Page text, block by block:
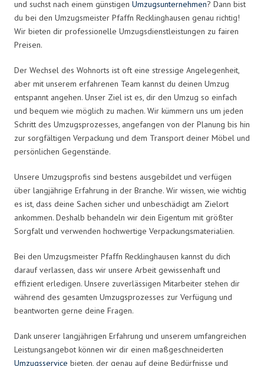
und suchst nach einem günstigen Umzugsunternehmen? Dann bist
du bei den Umzugsmeister Pfaffn Recklinghausen genau richtig!
Wir bieten dir professionelle Umzugsdienstleistungen zu fairen
Preisen.
Der Wechsel des Wohnorts ist oft eine stressige Angelegenheit,
aber mit unserem erfahrenen Team kannst du deinen Umzug
entspannt angehen. Unser Ziel ist es, dir den Umzug so einfach
und bequem wie möglich zu machen. Wir kümmern uns um jeden
Schritt des Umzugsprozesses, angefangen von der Planung bis hin
zur sorgfältigen Verpackung und dem Transport deiner Möbel und
persönlichen Gegenstände.
Unsere Umzugsprofis sind bestens ausgebildet und verfügen
über langjährige Erfahrung in der Branche. Wir wissen, wie wichtig
es ist, dass deine Sachen sicher und unbeschädigt am Zielort
ankommen. Deshalb behandeln wir dein Eigentum mit größter
Sorgfalt und verwenden hochwertige Verpackungsmaterialien.
Bei den Umzugsmeister Pfaffn Recklinghausen kannst du dich
darauf verlassen, dass wir unsere Arbeit gewissenhaft und
effizient erledigen. Unsere zuverlässigen Mitarbeiter stehen dir
während des gesamten Umzugsprozesses zur Verfügung und
beantworten gerne deine Fragen.
Dank unserer langjährigen Erfahrung und unserem umfangreichen
Leistungsangebot können wir dir einen maßgeschneiderten
Umzugsservice bieten, der genau auf deine Bedürfnisse und